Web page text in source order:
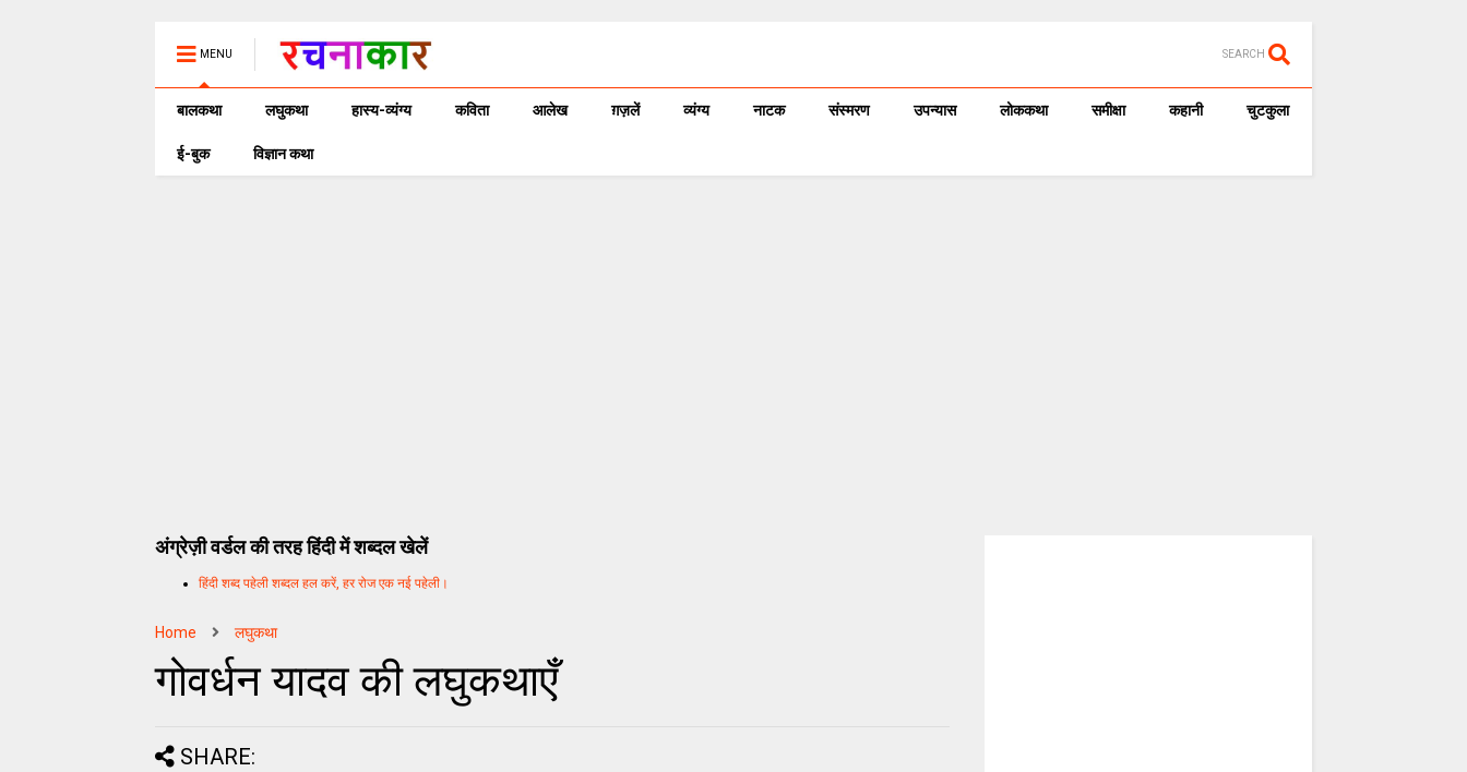
MENU SEARCH
बालकथा लघुकथा हास्य-व्यंग्य कविता आलेख ग़ज़लें व्यंग्य नाटक संस्मरण उपन्यास लोककथा समीक्षा कहानी चुटकुला
ई-बुक विज्ञान कथा
अंग्रेज़ी वर्डल की तरह हिंदी में शब्दल खेलें
हिंदी शब्द पहेली शब्दल हल करें, हर रोज एक नई पहेली।
Home लघुकथा
गोवर्धन यादव की लघुकथाएँ
SHARE: